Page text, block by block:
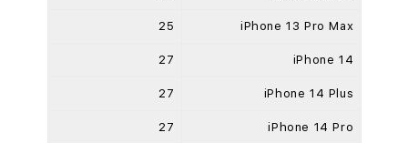
iPhone 13 Pro Max
25
iPhone 14
27
iPhone 14 Plus
27
iPhone 14 Pro
27